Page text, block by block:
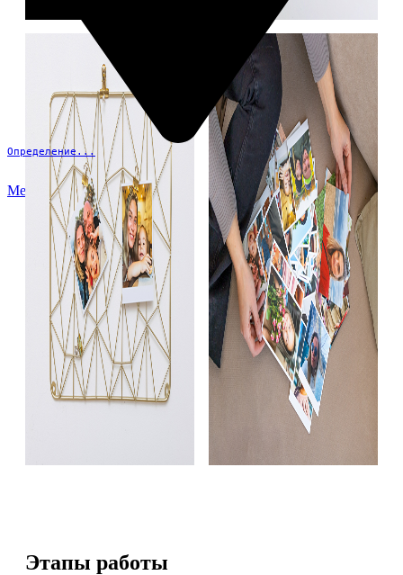
Определение...
Меню
Этапы работы